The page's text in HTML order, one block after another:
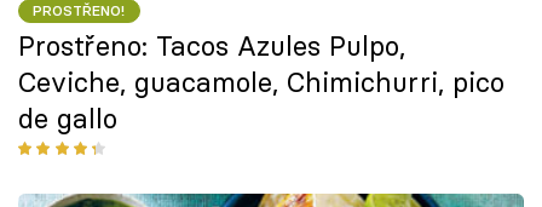
PROSTŘENO!
Prostřeno: Tacos Azules Pulpo,
Ceviche, guacamole, Chimichurri, pico
de gallo